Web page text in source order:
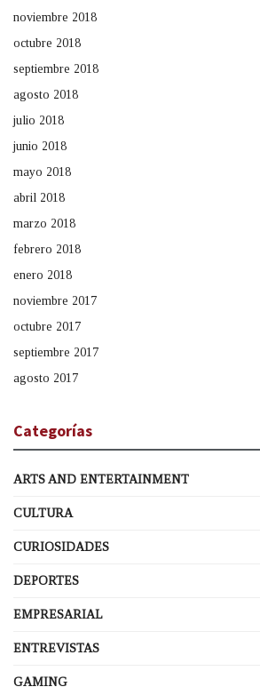
noviembre 2018
octubre 2018
septiembre 2018
agosto 2018
julio 2018
junio 2018
mayo 2018
abril 2018
marzo 2018
febrero 2018
enero 2018
noviembre 2017
octubre 2017
septiembre 2017
agosto 2017
Categorías
ARTS AND ENTERTAINMENT
CULTURA
CURIOSIDADES
DEPORTES
EMPRESARIAL
ENTREVISTAS
GAMING